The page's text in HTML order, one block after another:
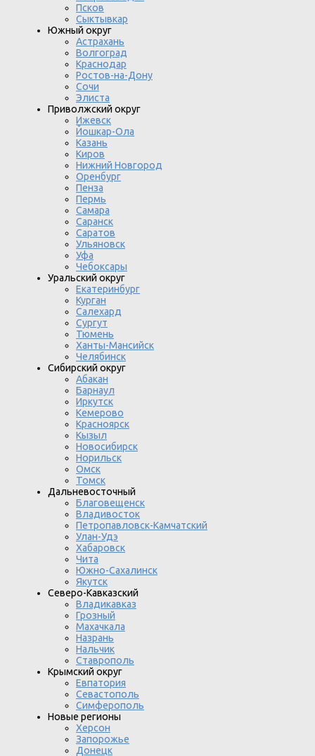
Псков
Сыктывкар
Южный округ
Астрахань
Волгоград
Краснодар
Ростов-на-Дону
Сочи
Элиста
Приволжский округ
Ижевск
Йошкар-Ола
Казань
Киров
Нижний Новгород
Оренбург
Пенза
Пермь
Самара
Саранск
Саратов
Ульяновск
Уфа
Чебоксары
Уральский округ
Екатеринбург
Курган
Салехард
Сургут
Тюмень
Ханты-Мансийск
Челябинск
Сибирский округ
Абакан
Барнаул
Иркутск
Кемерово
Красноярск
Кызыл
Новосибирск
Норильск
Омск
Томск
Дальневосточный
Благовещенск
Владивосток
Петропавловск-Камчатский
Улан-Удэ
Хабаровск
Чита
Южно-Сахалинск
Якутск
Северо-Кавказский
Владикавказ
Грозный
Махачкала
Назрань
Нальчик
Ставрополь
Крымский округ
Евпатория
Севастополь
Симферополь
Новые регионы
Херсон
Запорожье
Донецк